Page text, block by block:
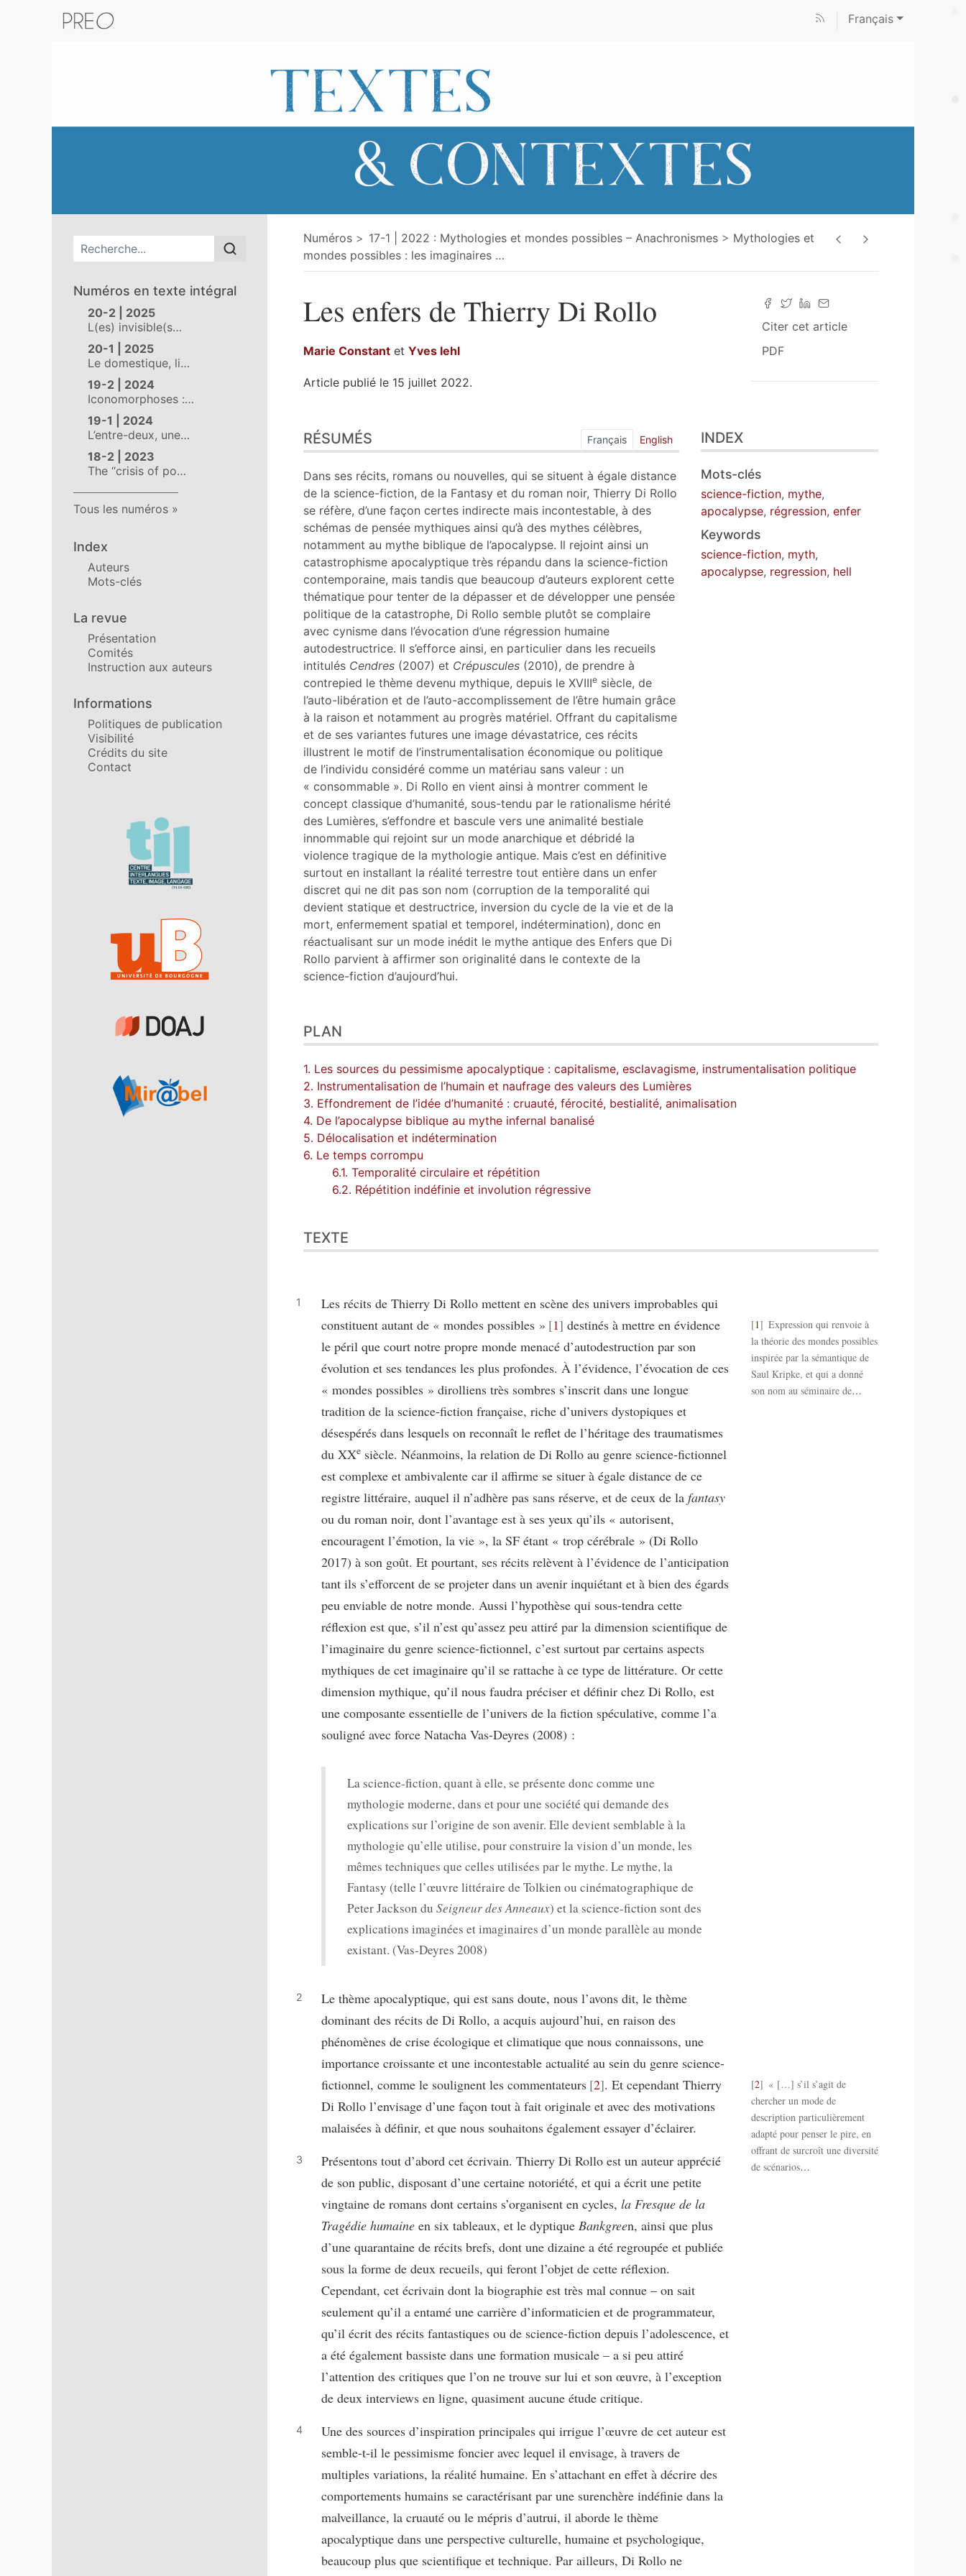
Français
Menu principal
Numéros en texte intégral
20-2 | 2025
L(es) invisible(s…
20-1 | 2025
Le domestique, li…
19-2 | 2024
Iconomorphoses :…
19-1 | 2024
L’entre-deux, une…
18-2 | 2023
The “crisis of po…
Tous les numéros
Index
Auteurs
Mots-clés
La revue
Présentation
Comités
Instruction aux auteurs
Informations
Politiques de publication
Visibilité
Crédits du site
Contact
Affiliations/partenaires
Numéros 17-1 | 2022 : Mythologies et mondes possibles – Anachronismes
Mythologies et
mondes possibles : les imaginaires …
Citer cet article
PDF
Les enfers de Thierry Di Rollo
Marie Constant et Yves Iehl
Article publié le 15 juillet 2022.
Index
Plan
Texte
Bibliographie
Notes
Citer cet article
Auteurs
RÉSUMÉS Français English
Dans ses récits, romans ou nouvelles, qui se situent à égale distance
de la science-fiction, de la Fantasy et du roman noir, Thierry Di Rollo
se réfère, d’une façon certes indirecte mais incontestable, à des
schémas de pensée mythiques ainsi qu’à des mythes célèbres,
notamment au mythe biblique de l’apocalypse. Il rejoint ainsi un
catastrophisme apocalyptique très répandu dans la science-fiction
contemporaine, mais tandis que beaucoup d’auteurs explorent cette
thématique pour tenter de la dépasser et de développer une pensée
politique de la catastrophe, Di Rollo semble plutôt se complaire
avec cynisme dans l’évocation d’une régression humaine
autodestructrice. Il s’efforce ainsi, en particulier dans les recueils
intitulés Cendres (2007) et Crépuscules (2010), de prendre à
contrepied le thème devenu mythique, depuis le XVIIIe siècle, de
l’auto-libération et de l’auto-accomplissement de l’être humain grâce
à la raison et notamment au progrès matériel. Offrant du capitalisme
et de ses variantes futures une image dévastatrice, ces récits
illustrent le motif de l’instrumentalisation économique ou politique
de l’individu considéré comme un matériau sans valeur : un
« consommable ». Di Rollo en vient ainsi à montrer comment le
concept classique d’humanité, sous-tendu par le rationalisme hérité
des Lumières, s’effondre et bascule vers une animalité bestiale
innommable qui rejoint sur un mode anarchique et débridé la
violence tragique de la mythologie antique. Mais c’est en définitive
surtout en installant la réalité terrestre tout entière dans un enfer
discret qui ne dit pas son nom (corruption de la temporalité qui
devient statique et destructrice, inversion du cycle de la vie et de la
mort, enfermement spatial et temporel, indétermination), donc en
réactualisant sur un mode inédit le mythe antique des Enfers que Di
Rollo parvient à affirmer son originalité dans le contexte de la
science-fiction d’aujourd’hui.
INDEX
Mots-clés
science-fiction, mythe,
apocalypse, régression,enfer
Keywords
science-fiction, myth,
apocalypse, regression, hell
PLAN
1. Les sources du pessimisme apocalyptique : capitalisme, esclavagisme, instrumentalisation politique
2. Instrumentalisation de l’humain et naufrage des valeurs des Lumières
3. Effondrement de l’idée d’humanité : cruauté, férocité, bestialité, animalisation
4. De l’apocalypse biblique au mythe infernal banalisé
5. Délocalisation et indétermination
6. Le temps corrompu
6.1. Temporalité circulaire et répétition
6.2. Répétition indéfinie et involution régressive
TEXTE
Les récits de Thierry Di Rollo mettent en scène des univers improbables qui
constituent autant de « mondes possibles » 1 destinés à mettre en évidence
le péril que court notre propre monde menacé d’autodestruction par son
évolution et ses tendances les plus profondes. À l’évidence, l’évocation de ces
« mondes possibles » dirolliens très sombres s’inscrit dans une longue
tradition de la science-fiction française, riche d’univers dystopiques et
désespérés dans lesquels on reconnaît le reflet de l’héritage des traumatismes
du XXe siècle. Néanmoins, la relation de Di Rollo au genre science-fictionnel
est complexe et ambivalente car il affirme se situer à égale distance de ce
registre littéraire, auquel il n’adhère pas sans réserve, et de ceux de la fantasy
ou du roman noir, dont l’avantage est à ses yeux qu’ils « autorisent,
encouragent l’émotion, la vie », la SF étant « trop cérébrale » (Di Rollo
2017) à son goût. Et pourtant, ses récits relèvent à l’évidence de l’anticipation
tant ils s’efforcent de se projeter dans un avenir inquiétant et à bien des égards
peu enviable de notre monde. Aussi l’hypothèse qui sous-tendra cette
réflexion est que, s’il n’est qu’assez peu attiré par la dimension scientifique de
l’imaginaire du genre science-fictionnel, c’est surtout par certains aspects
mythiques de cet imaginaire qu’il se rattache à ce type de littérature. Or cette
dimension mythique, qu’il nous faudra préciser et définir chez Di Rollo, est
une composante essentielle de l’univers de la fiction spéculative, comme l’a
souligné avec force Natacha Vas-Deyres (2008) :
La science-fiction, quant à elle, se présente donc comme une
mythologie moderne, dans et pour une société qui demande des
explications sur l’origine de son avenir. Elle devient semblable à la
mythologie qu’elle utilise, pour construire la vision d’un monde, les
mêmes techniques que celles utilisées par le mythe. Le mythe, la
Fantasy (telle l’œuvre littéraire de Tolkien ou cinématographique de
Peter Jackson du Seigneur des Anneaux) et la science-fiction sont des
explications imaginées et imaginaires d’un monde parallèle au monde
existant. (Vas-Deyres 2008)
Le thème apocalyptique, qui est sans doute, nous l’avons dit, le thème
dominant des récits de Di Rollo, a acquis aujourd’hui, en raison des
phénomènes de crise écologique et climatique que nous connaissons, une
importance croissante et une incontestable actualité au sein du genre science-
fictionnel, comme le soulignent les commentateurs 2 . Et cependant Thierry
Di Rollo l’envisage d’une façon tout à fait originale et avec des motivations
malaisées à définir, et que nous souhaitons également essayer d’éclairer.
Présentons tout d’abord cet écrivain. Thierry Di Rollo est un auteur apprécié
de son public, disposant d’une certaine notoriété, et qui a écrit une petite
vingtaine de romans dont certains s’organisent en cycles, la Fresque de la
Tragédie humaine en six tableaux, et le dyptique Bankgreen, ainsi que plus
d’une quarantaine de récits brefs, dont une dizaine a été regroupée et publiée
sous la forme de deux recueils, qui feront l’objet de cette réflexion.
Cependant, cet écrivain dont la biographie est très mal connue – on sait
seulement qu’il a entamé une carrière d’informaticien et de programmateur,
qu’il écrit des récits fantastiques ou de science-fiction depuis l’adolescence, et
a été également bassiste dans une formation musicale – a si peu attiré
l’attention des critiques que l’on ne trouve sur lui et son œuvre, à l’exception
de deux interviews en ligne, quasiment aucune étude critique.
Une des sources d’inspiration principales qui irrigue l’œuvre de cet auteur est
semble-t-il le pessimisme foncier avec lequel il envisage, à travers de
multiples variations, la réalité humaine. En s’attachant en effet à décrire des
comportements humains se caractérisant par une surenchère indéfinie dans la
malveillance, la cruauté ou le mépris d’autrui, il aborde le thème
apocalyptique dans une perspective culturelle, humaine et psychologique,
beaucoup plus que scientifique et technique. Par ailleurs, Di Rollo ne
1
Expression qui renvoie à
la théorie des mondes possibles
inspirée par la sémantique de
Saul Kripke, et qui a donné
son nom au séminaire de…
2
« […] s’il s’agit de
chercher un mode de
description particulièrement
adapté pour penser le pire, en
offrant de surcroît une diversité
de scénarios…